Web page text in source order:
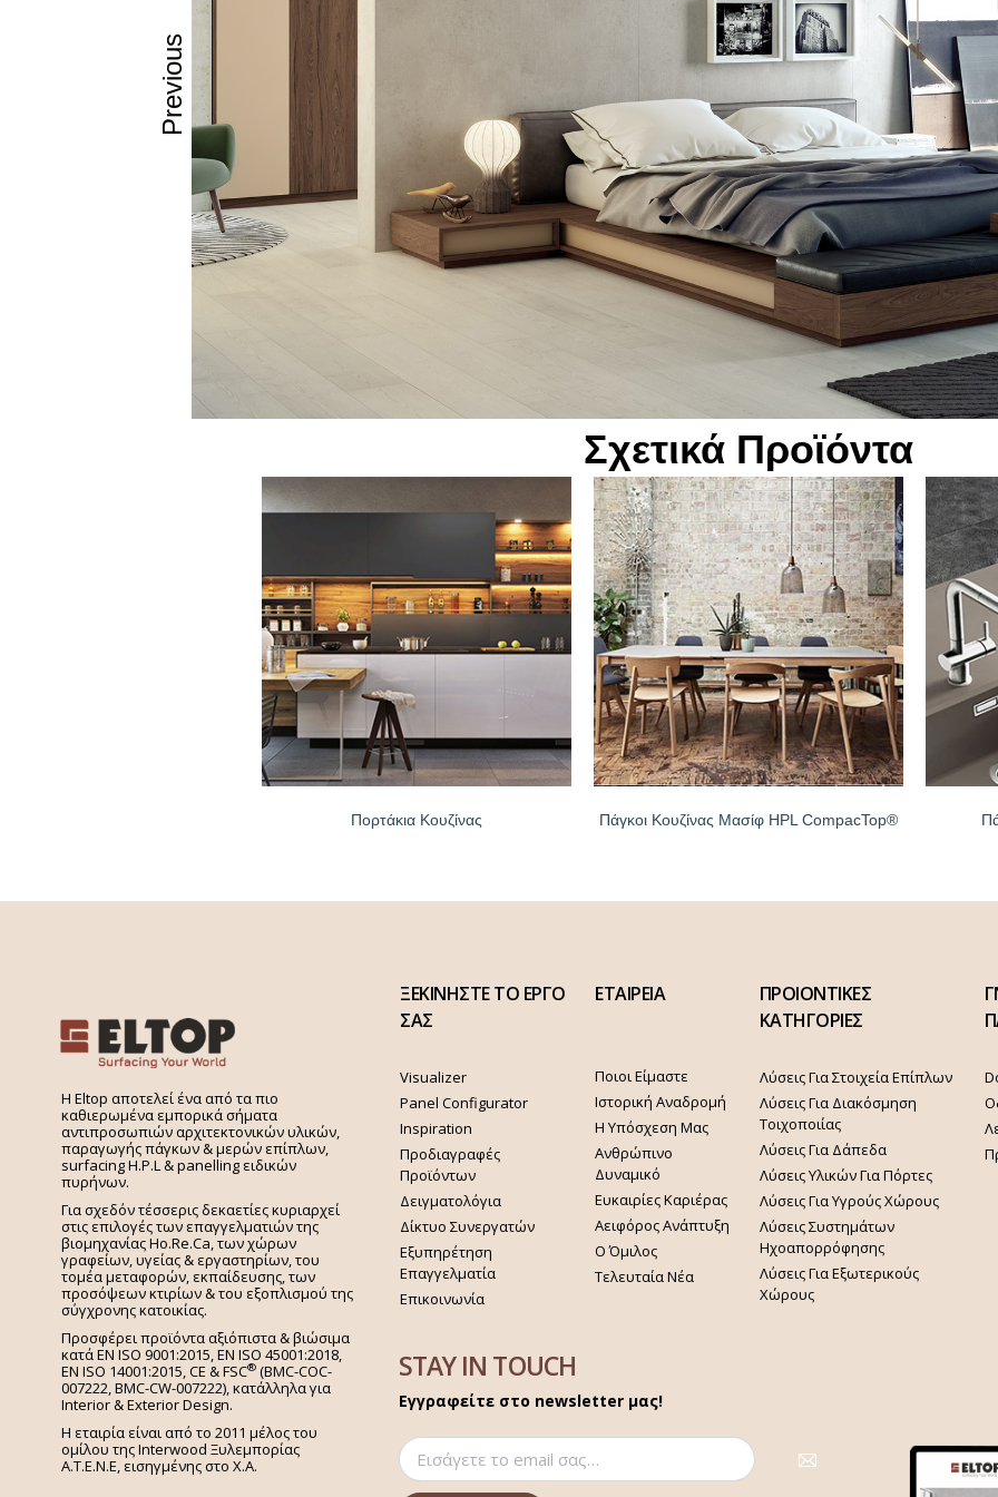
Previous
Σχετικά Προϊόντα
Πορτάκια Κουζίνας Πάγκοι Κουζίνας Μασίφ HPL CompacTop®
H Eltop αποτελεί ένα από τα πιο
καθιερωμένα εμπορικά σήματα
αντιπροσωπιών αρχιτεκτονικών υλικών,
παραγωγής πάγκων & μερών επίπλων,
surfacing H.P.L & panelling ειδικών
πυρήνων.
Για σχεδόν τέσσερις δεκαετίες κυριαρχεί
στις επιλογές των επαγγελματιών της
βιομηχανίας Ho.Re.Ca, των χώρων
γραφείων, υγείας & εργαστηρίων, του
τομέα μεταφορών, εκπαίδευσης, των
προσόψεων κτιρίων & του εξοπλισμού της
σύγχρονης κατοικίας.
Προσφέρει προϊόντα αξιόπιστα & βιώσιμα
κατά EN ISO 9001:2015, EN ISO 45001:2018,
EN ISO 14001:2015,CE & FSC® (BMC-COC-
007222, BMC-CW-007222), κατάλληλα για
Interior & Exterior Design.
Η εταιρία είναι από το 2011 μέλος του
ομίλου της Interwood Ξυλεμπορίας
Α.Τ.Ε.Ν.Ε, εισηγμένης στο Χ.A.
ΞΕΚΙΝΗΣΤΕ ΤΟ ΕΡΓΟ
ΣΑΣ
Visualizer
Panel Configurator
Inspiration
Προδιαγραφές
Προϊόντων
Δειγματολόγια
Δίκτυο Συνεργατών
Εξυπηρέτηση
Επαγγελματία
Επικοινωνία
ΕΤΑΙΡΕΙΑ
Ποιοι Είμαστε
Ιστορική Αναδρομή
Η Υπόσχεση Μας
Ανθρώπινο
Δυναμικό
Ευκαιρίες Καριέρας
Αειφόρος Ανάπτυξη
Ο Όμιλος
Τελευταία Νέα
ΠΡΟΙΟΝΤΙΚΕΣ
ΚΑΤΗΓΟΡΙΕΣ
Λύσεις Για Στοιχεία Επίπλων
Λύσεις Για Διακόσμηση
Τοιχοποιίας
Λύσεις Για Δάπεδα
Λύσεις Υλικών Για Πόρτες
Λύσεις Για Υγρούς Χώρους
Λύσεις Συστημάτων
Ηχοαπορρόφησης
Λύσεις Για Εξωτερικούς
Χώρους
STAY IN TOUCH
Εγγραφείτε στο newsletter μας!